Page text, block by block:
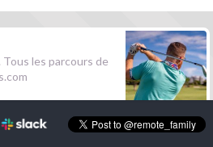
les parcours de